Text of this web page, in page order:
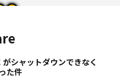
がシャットダウンできなく
た件